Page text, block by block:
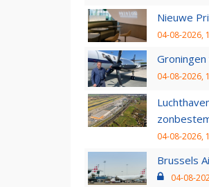
Nieuwe
04-08-2026,
04-08-2026,
04-08-2026,
Brussels
04-08-